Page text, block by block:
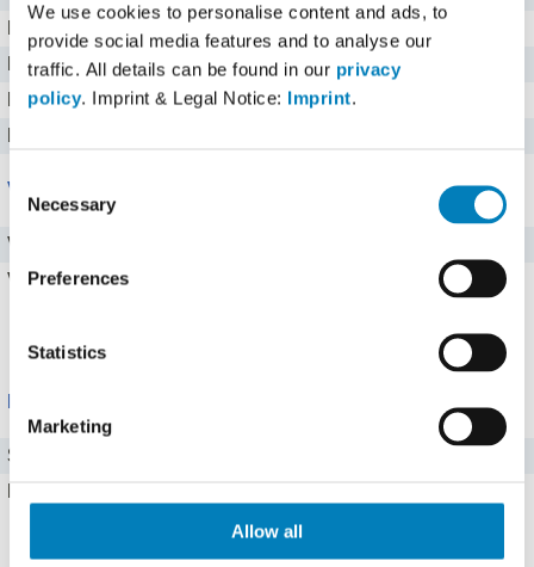
We use cookies to personalise content and ads, to
provide social media features and to analyse our
traffic. All details can be found in our privacy
policy. Imprint & Legal Notice: Imprint.
Consent
Selection
Necessary
Preferences
Statistics
Marketing
Allow all
Protein
13 g g
Kohlenhydrate
32 g g
Vitamine
Vitamin E
Vitamin B1
Salz
Alle 13 Mineralstoffe zeigen